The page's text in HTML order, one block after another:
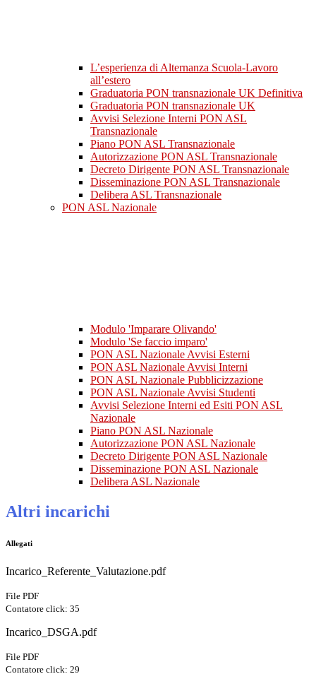
L’esperienza di Alternanza Scuola-Lavoro
all’estero
Graduatoria PON transnazionale UK Definitiva
Graduatoria PON transnazionale UK
Avvisi Selezione Interni PON ASL
Transnazionale
Piano PON ASL Transnazionale
Autorizzazione PON ASL Transnazionale
Decreto Dirigente PON ASL Transnazionale
Disseminazione PON ASL Transnazionale
Delibera ASL Transnazionale
PON ASL Nazionale
Modulo 'Imparare Olivando'
Modulo 'Se faccio imparo'
PON ASL Nazionale Avvisi Esterni
PON ASL Nazionale Avvisi Interni
PON ASL Nazionale Pubblicizzazione
PON ASL Nazionale Avvisi Studenti
Avvisi Selezione Interni ed Esiti PON ASL
Nazionale
Piano PON ASL Nazionale
Autorizzazione PON ASL Nazionale
Decreto Dirigente PON ASL Nazionale
Disseminazione PON ASL Nazionale
Delibera ASL Nazionale
Altri incarichi
Allegati
Incarico_Referente_Valutazione.pdf
File PDF
Contatore click: 35
Incarico_DSGA.pdf
File PDF
Contatore click: 29